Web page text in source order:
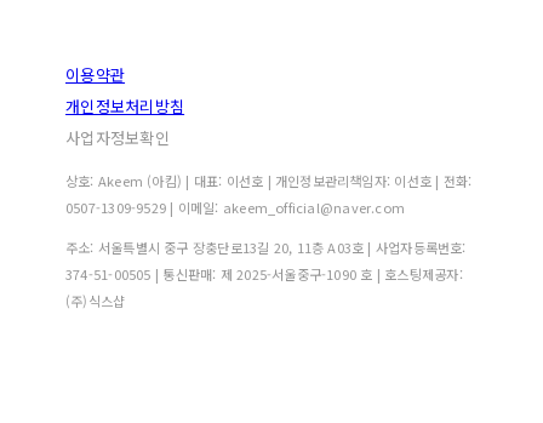
이용약관
개인정보처리방침
사업자정보확인
상호: Akeem (아킴) | 대표: 이선호 | 개인정보관리책임자: 이선호 | 전화:
0507-1309-9529 | 이메일: akeem_official@naver.com
주소: 서울특별시 중구 장충단로13길 20, 11층 A03호 | 사업자등록번호:
374-51-00505 | 통신판매: 제 2025-서울중구-1090 호 | 호스팅제공자:
(주)식스샵